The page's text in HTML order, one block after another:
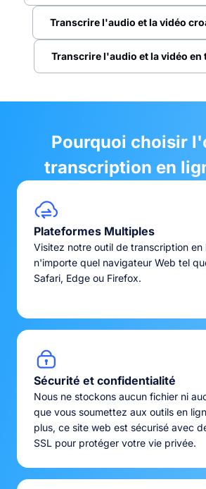
Transcrire l'audio et la vidéo
Transcrire l'audio et la vidéo en
Pourquoi choisir
transcription en
Plateformes Multiples
Visitez notre outil de transcription en
n'importe quel navigateur Web tel
Safari, Edge ou Firefox.
Sécurité et confidentialité
Nous ne stockons aucun fichier ni
que vous soumettez aux outils en
plus, ce site web est sécurisé avec
SSL pour protéger votre vie privée.